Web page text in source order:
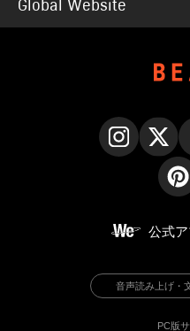
Global Website
公式ア
音声読み上げ・
PC版